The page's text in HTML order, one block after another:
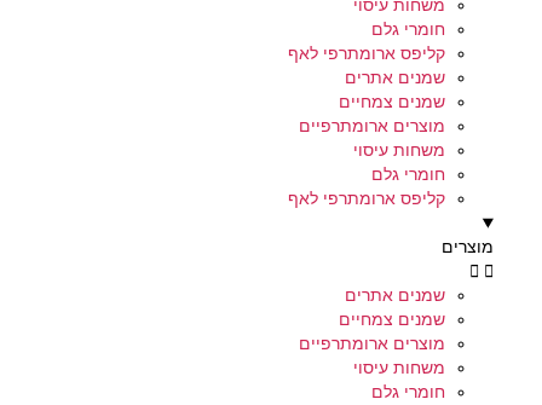
משחות עיסוי
חומרי גלם
קליפס ארומתרפי לאף
שמנים אתרים
שמנים צמחיים
מוצרים ארומתרפיים
משחות עיסוי
חומרי גלם
קליפס ארומתרפי לאף
מוצרים
שמנים אתרים
שמנים צמחיים
מוצרים ארומתרפיים
משחות עיסוי
חומרי גלם